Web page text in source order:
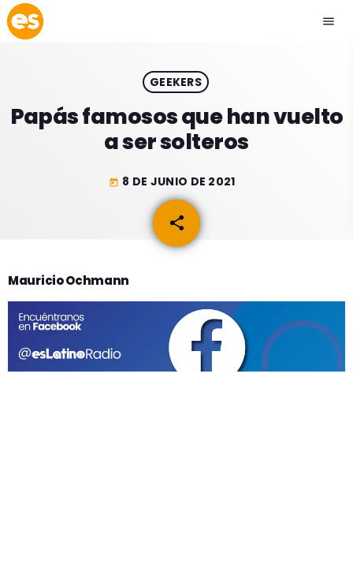
menu
EMISIÓN LA PAZ
EMISIÓN COCHABAMBA
ESLATINO NEWS
ACTUALIDAD
ESPECTÁCULOS
GEEKERS
LOS + TOP
PROGRAMACIÓN
INICIO
GEEKERS
Papás famosos que han vuelto
a ser solteros
today 8 DE JUNIO DE 2021
share
email
Mauricio Ochmann